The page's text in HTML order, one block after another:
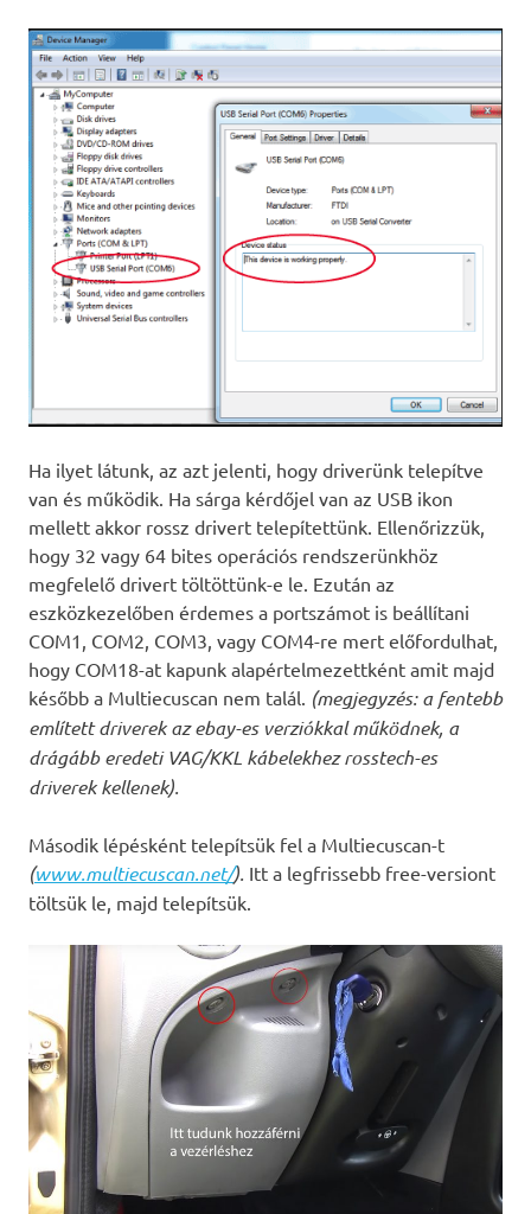
Ha ilyet látunk, az azt jelenti, hogy driverünk telepítve
van és működik. Ha sárga kérdőjel van az USB ikon
mellett akkor rossz drivert telepítettünk. Ellenőrizzük,
hogy 32 vagy 64 bites operációs rendszerünkhöz
megfelelő drivert töltöttünk-e le. Ezután az
eszközkezelőben érdemes a portszámot is beállítani
COM1, COM2, COM3, vagy COM4-re mert előfordulhat,
hogy COM18-at kapunk alapértelmezettként amit majd
később a Multiecuscan nem talál. (megjegyzés: a fentebb
említett driverek az ebay-es verziókkal működnek, a
drágább eredeti VAG/KKL kábelekhez rosstech-es
driverek kellenek).
Második lépésként telepítsük fel a Multiecuscan-t
(www.multiecuscan.net/). Itt a legfrissebb free-versiont
töltsük le, majd telepítsük.